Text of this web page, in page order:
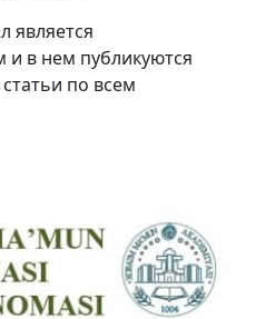
является
в нем публикуются
по всем